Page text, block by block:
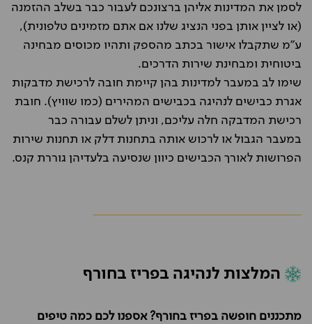
לסמן את המדינות אליהן ברצונכם לעבור כבר בשלב ההזמנה
(או לציין אותן בפני הנציג שלנו אם אתם מזמינים טלפונית),
ע"מ שתקבלו אישור בכתב מהספק ותהיו מכוסים מבחינה
ביטוחית ומבחינת שירות הדרכים.
שימו לב במעבר למדינות בהן קיימת חובה לרכישת מדבקות
אגרת כבישים לנהיגה בכבישים המהירים (כמו שוויץ). חובת
רכישת המדבקה חלה עליכם, וניתן לשלם עבורה כבר
במעבר הגבול או לרכוש אותה בתחנות דלק או תחנות שירות
הפרושות לאורך הכבישים כיוון שנסיעה בלעדיהן גוררת קנס.
המלצות לנהיגה בפריז בחורף
מתכננים חופשה בפריז בחורף? אספנו לכם כמה טיפים